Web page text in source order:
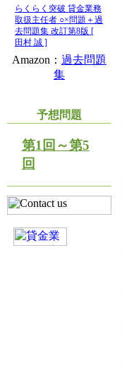
らくらく突破 貸金業務
取扱主任者 ○×問題＋過
去問題集 改訂第8版 [
田村 誠 ]
Amazon： 過去問題
集
予想問題
第1回～第5
回